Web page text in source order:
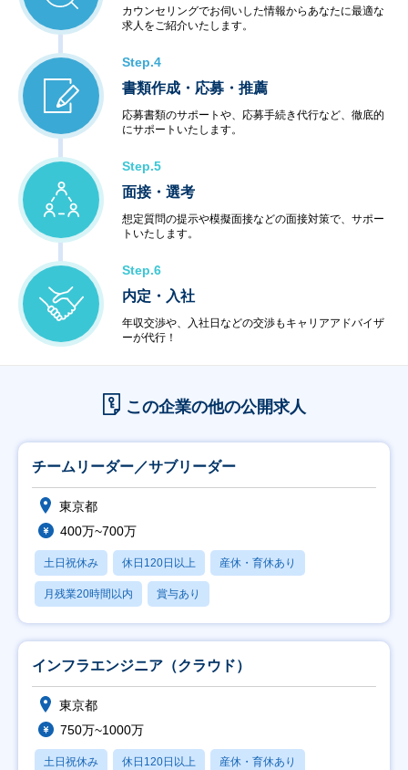
カウンセリングでお伺いした情報からあなたに最適な
求人をご紹介いたします。
Step.4
書類作成・応募・推薦
応募書類のサポートや、応募手続き代行など、徹底的
にサポートいたします。
Step.5
面接・選考
想定質問の提示や模擬面接などの面接対策で、サポー
トいたします。
Step.6
内定・入社
年収交渉や、入社日などの交渉もキャリアアドバイザ
ーが代行！
この企業の他の公開求人
チームリーダー／サブリーダー
東京都
400万~700万
土日祝休み 休日120日以上 産休・育休あり
月残業20時間以内 賞与あり
インフラエンジニア（クラウド）
東京都
750万~1000万
土日祝休み 休日120日以上 産休・育休あり